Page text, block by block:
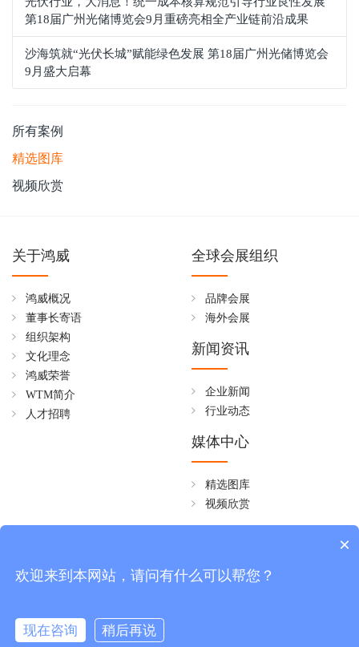
第18届广州光储博览会9月重磅亮相全产业链前沿成果
沙海筑就“光伏长城”赋能绿色发展 第18届广州光储博览会
9月盛大启幕
所有案例
精选图库
视频欣赏
关于鸿威
鸿威概况
董事长寄语
组织架构
文化理念
鸿威荣誉
WTM简介
人才招聘
全球会展组织
品牌会展
海外会展
新闻资讯
企业新闻
行业动态
媒体中心
精选图库
视频欣赏
周一至周五 08:30~18:00
版权所有 © 广东鸿威国际会展集团有限公司
×
欢迎来到本网站，请问有什么可以帮您？
现在咨询 稍后再说